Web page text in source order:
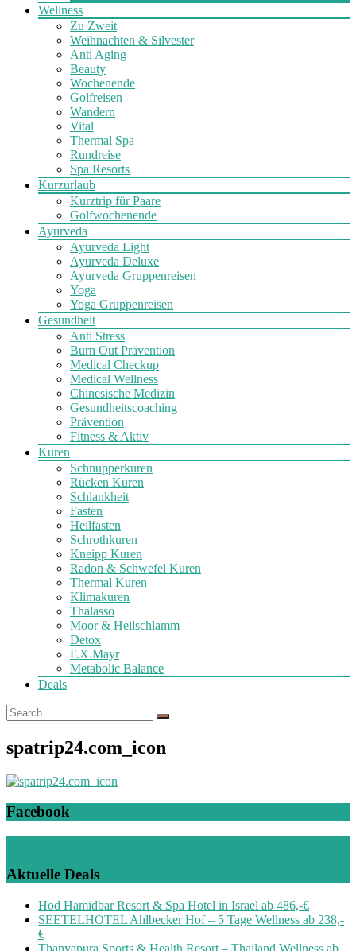
Wellness
Zu Zweit
Weihnachten & Silvester
Anti Aging
Beauty
Wochenende
Golfreisen
Wandern
Vital
Thermal Spa
Rundreise
Spa Resorts
Kurzurlaub
Kurztrip für Paare
Golfwochenende
Ayurveda
Ayurveda Light
Ayurveda Deluxe
Ayurveda Gruppenreisen
Yoga
Yoga Gruppenreisen
Gesundheit
Anti Stress
Burn Out Prävention
Medical Checkup
Medical Wellness
Chinesische Medizin
Gesundheitscoaching
Prävention
Fitness & Aktiv
Kuren
Schnupperkuren
Rücken Kuren
Schlankheit
Fasten
Heilfasten
Schrothkuren
Kneipp Kuren
Radon & Schwefel Kuren
Thermal Kuren
Klimakuren
Thalasso
Moor & Heilschlamm
Detox
F.X.Mayr
Metabolic Balance
Deals
spatrip24.com_icon
Facebook
Aktuelle Deals
Hod Hamidbar Resort & Spa Hotel in Israel ab 486,-€
SEETELHOTEL Ahlbecker Hof – 5 Tage Wellness ab 238,-
€
Thanyapura Sports & Health Resort – Thailand Wellness ab